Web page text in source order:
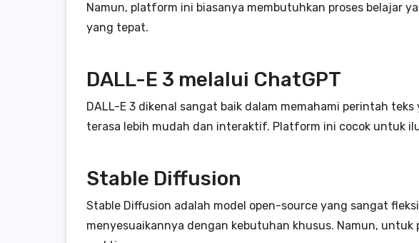
Namun, platform ini biasanya membutuhkan proses belajar
yang tepat.
DALL-E 3 melalui ChatGPT
DALL-E 3 dikenal sangat baik dalam memahami perintah
terasa lebih mudah dan interaktif. Platform ini cocok untuk
Stable Diffusion
Stable Diffusion adalah model open-source yang sangat
menyesuaikannya dengan kebutuhan khusus. Namun,